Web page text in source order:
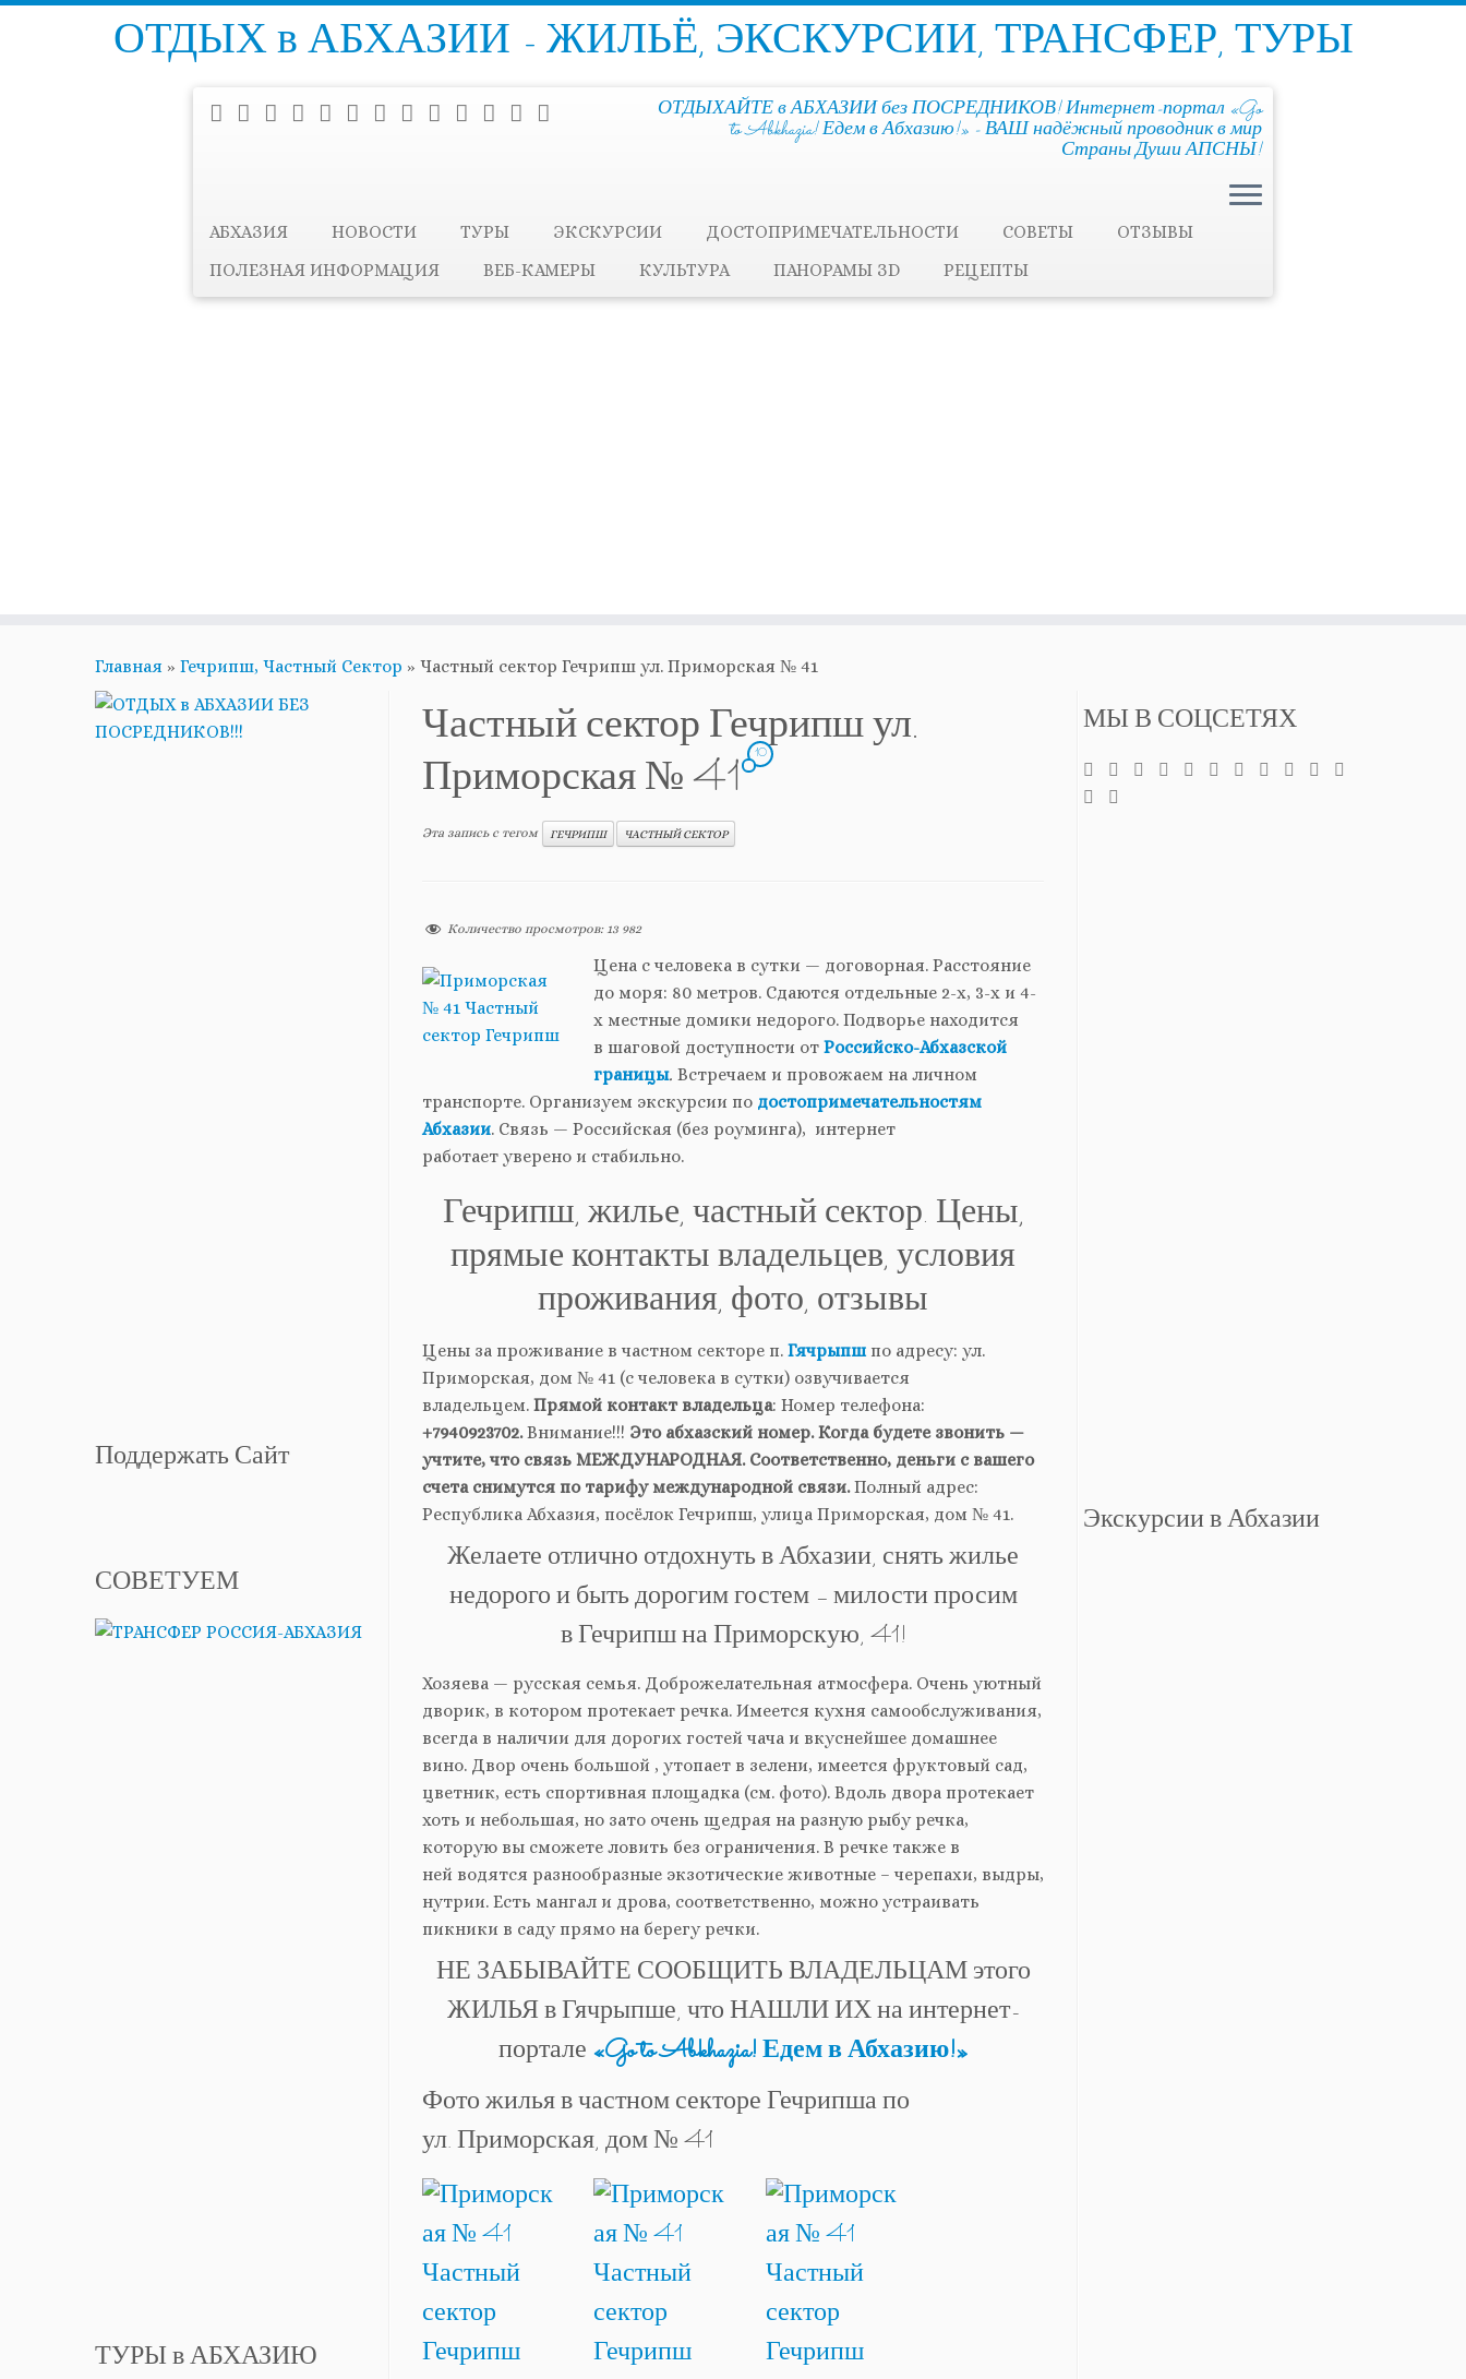
ОТДЫХ в АБХАЗИИ - ЖИЛЬЁ, ЭКСКУРСИИ, ТРАНСФЕР, ТУРЫ
ОТДЫХАЙТЕ в АБХАЗИИ без ПОСРЕДНИКОВ! Интернет-портал «Go
to Abkhazia! Едем в Абхазию!» - ВАШ надёжный проводник в мир
Страны Души АПСНЫ!
АБХАЗИЯ НОВОСТИ ТУРЫ ЭКСКУРСИИ ДОСТОПРИМЕЧАТЕЛЬНОСТИ СОВЕТЫ
ОТЗЫВЫ
ПОЛЕЗНАЯ ИНФОРМАЦИЯ
ВЕБ-КАМЕРЫ КУЛЬТУРА ПАНОРАМЫ ЗD РЕЦЕПТЫ
Главная » Гечрипш, Частный Сектор » Частный сектор Гечрипш ул. Приморская № 41
Поддержать Сайт
СОВЕТУЕМ
ТУРЫ в АБХАЗИЮ
Частный сектор Гечрипш ул.
Приморская № 41 10
Эта запись с тегом ГЕЧРИПШ ЧАСТНЫЙ СЕКТОР
Количество просмотров: 13 982
Цена с человека в сутки — договорная. Расстояние
до моря: 80 метров. Сдаются отдельные 2-х, 3-х и 4-
х местные домики недорого. Подворье находится
в шаговой доступности отРоссийско-Абхазской
границы.Встречаем и провожаем на личном
транспорте. Организуем экскурсии по достопримечательностям
Абхазии. Связь — Российская (без роуминга), интернет
работает уверено и стабильно.
Гечрипш, жилье, частный сектор. Цены,
прямые контакты владельцев, условия
проживания, фото, отзывы
Цены за проживание в частном секторе п. Гячрыпшпо адресу: ул.
Приморская, дом № 41 (с человека в сутки) озвучивается
владельцем. Прямой контакт владельца: Номер телефона:
+7940923702.Внимание!!! Это абхазский номер. Когда будете звонить —
учтите, что связь МЕЖДУНАРОДНАЯ. Соответственно, деньги с вашего
счета снимутся по тарифу международной связи.Полный адрес:
Республика Абхазия, посёлок Гечрипш, улица Приморская, дом № 41.
Желаете отлично отдохнуть в Абхазии, снять жилье
недорого и быть дорогим гостем – милости просим
в Гечрипш на Приморскую, 41!
Хозяева — русская семья. Доброжелательная атмосфера. Очень уютный
дворик, в котором протекает речка. Имеется кухня самообслуживания,
всегда в наличии для дорогих гостей чача и вкуснейшее домашнее
вино. Двор очень большой , утопает в зелени, имеется фруктовый сад,
цветник, есть спортивная площадка (см. фото). Вдоль двора протекает
хоть и небольшая, но зато очень щедрая на разную рыбу речка,
которую вы сможете ловить без ограничения. В речке также в
ней водятся разнообразные экзотические животные – черепахи, выдры,
нутрии. Есть мангал и дрова, соответственно, можно устраивать
пикники в саду прямо на берегу речки.
НЕ ЗАБЫВАЙТЕ СООБЩИТЬ ВЛАДЕЛЬЦАМ этого
ЖИЛЬЯ в Гячрыпше, что НАШЛИ ИХ на интернет-
портале «Go to Abkhazia! Едем в Абхазию!»
Фото жилья в частном секторе Гечрипша по
ул. Приморская, дом № 41
МЫ В СОЦСЕТЯХ
Экскурсии в Абхазии